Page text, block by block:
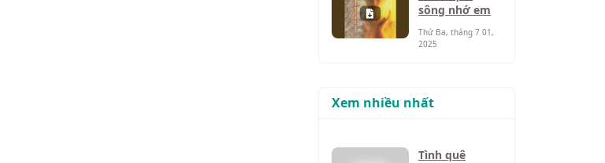
sông nhớ em
Thứ Ba, tháng 7 01,
2025
Xem nhiều nhất
Tình quê